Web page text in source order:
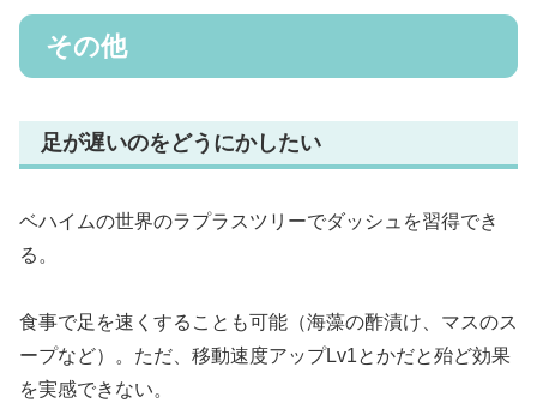
その他
足が遅いのをどうにかしたい
ベハイムの世界のラプラスツリーでダッシュを習得でき
る。
食事で足を速くすることも可能（海藻の酢漬け、マスのス
ープなど）。ただ、移動速度アップLv1とかだと殆ど効果
を実感できない。